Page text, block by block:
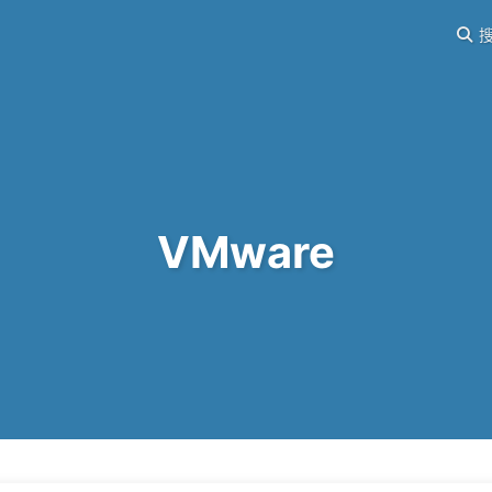
VMware